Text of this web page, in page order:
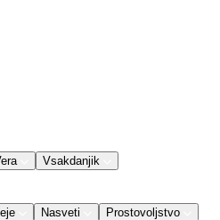
Vsakdanjik
Nasveti
Prostovoljstvo